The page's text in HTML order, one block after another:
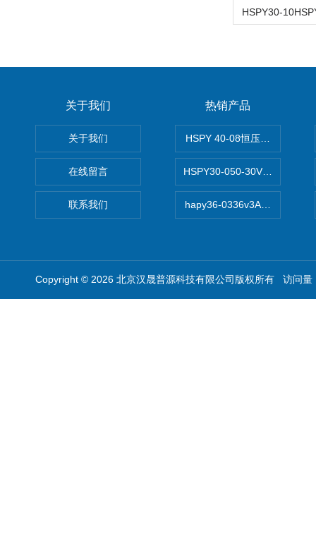
关于我们
关于我们
在线留言
联系我们
热销产品
HSPY 40-08恒压恒流恒功率
HSPY30-050-30V/-05A可调
hapy36-0336v3A高精度小型
Copyright © 2026 北京汉晟普源科技有限公司版权所有 访问量